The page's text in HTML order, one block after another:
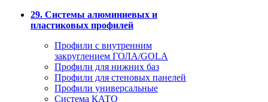
29. Системы алюминиевых и
пластиковых профилей
Профили с внутренним
закруглением ГОЛА/GOLA
Профили для нижних баз
Профили для стеновых панелей
Профили универсальные
Система КАТО